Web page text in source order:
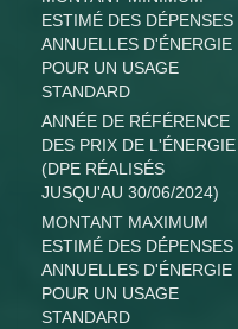
ESTIMÉ DES DÉPENSES
ANNUELLES D'ÉNERGIE
POUR UN USAGE
STANDARD
ANNÉE DE RÉFÉRENCE
DES PRIX DE L'ÉNERGIE
(DPE RÉALISÉS
JUSQU'AU 30/06/2024)
MONTANT MAXIMUM
ESTIMÉ DES DÉPENSES
ANNUELLES D'ÉNERGIE
POUR UN USAGE
STANDARD